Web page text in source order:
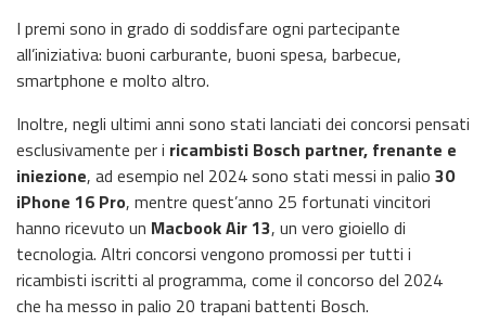
I premi sono in grado di soddisfare ogni partecipante
all’iniziativa: buoni carburante, buoni spesa, barbecue,
smartphone e molto altro.
Inoltre, negli ultimi anni sono stati lanciati dei concorsi pensati
esclusivamente per i ricambisti Bosch partner, frenante e
iniezione, ad esempio nel 2024 sono stati messi in palio 30
iPhone 16 Pro, mentre quest’anno 25 fortunati vincitori
hanno ricevuto un Macbook Air 13, un vero gioiello di
tecnologia. Altri concorsi vengono promossi per tutti i
ricambisti iscritti al programma, come il concorso del 2024
che ha messo in palio 20 trapani battenti Bosch.